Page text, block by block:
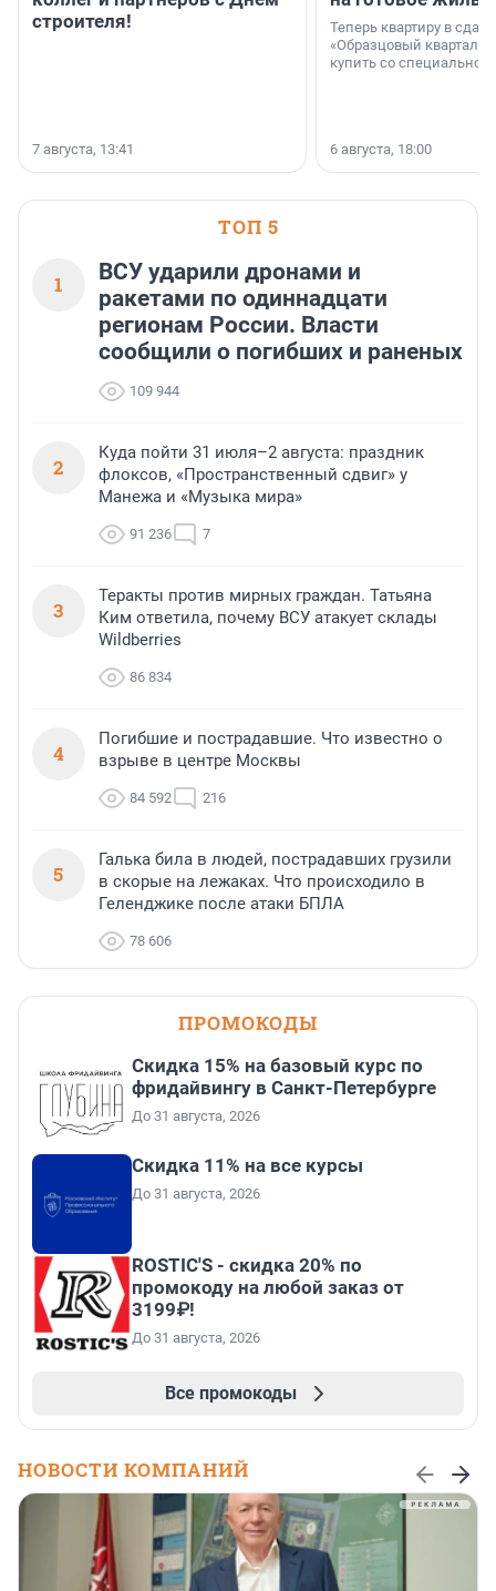
строителя!
7 августа, 13:41
Теперь квартиру в
«Образцовый квартал
купить со специальной
6 августа, 18:00
ТОП 5
1
ВСУ ударили дронами и
ракетами по одиннадцати
регионам России. Власти
сообщили о погибших и раненых
109 944
2
Куда пойти 31 июля–2 августа: праздник
флоксов, «Пространственный сдвиг» у
Манежа и «Музыка мира»
91 236 7
3
Теракты против мирных граждан. Татьяна
Ким ответила, почему ВСУ атакует склады
Wildberries
86 834
4
Погибшие и пострадавшие. Что известно о
взрыве в центре Москвы
84 592 216
5
Галька била в людей, пострадавших грузили
в скорые на лежаках. Что происходило в
Геленджике после атаки БПЛА
78 606
ПРОМОКОДЫ
Скидка 15% на базовый курс по
фридайвингу в Санкт-Петербурге
До 31 августа, 2026
Скидка 11% на все курсы
До 31 августа, 2026
ROSTIC'S - скидка 20% по
промокоду на любой заказ от
3199₽!
До 31 августа, 2026
Все промокоды
НОВОСТИ КОМПАНИЙ